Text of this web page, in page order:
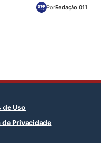
PorRedação 011
de Uso
de Privacidade